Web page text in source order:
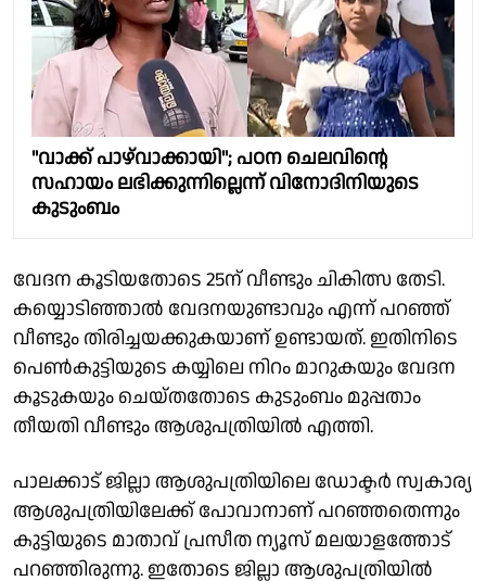
"വാക്ക് പാഴ്‌വാക്കായി"; പഠന ചെലവിൻ്റെ
സഹായം ലഭിക്കുന്നില്ലെന്ന് വിനോദിനിയുടെ
കുടുംബം
വേദന കൂടിയതോടെ 25ന് വീണ്ടും ചികിത്സ തേടി.
കയ്യൊടിഞ്ഞാൽ വേദനയുണ്ടാവും എന്ന് പറഞ്ഞ്
വീണ്ടും തിരിച്ചയക്കുകയാണ് ഉണ്ടായത്. ഇതിനിടെ
പെൺകുട്ടിയുടെ കയ്യിലെ നിറം മാറുകയും വേദന
കൂടുകയും ചെയ്തതോടെ കുടുംബം മുപ്പതാം
തീയതി വീണ്ടും ആശുപത്രിയിൽ എത്തി.
പാലക്കാട് ജില്ലാ ആശുപത്രിയിലെ ഡോക്ടർ സ്വകാര്യ
ആശുപത്രിയിലേക്ക് പോവാനാണ് പറഞ്ഞതെന്നും
കുട്ടിയുടെ മാതാവ് പ്രസീത ന്യൂസ് മലയാളത്തോട്
പറഞ്ഞിരുന്നു. ഇതോടെ ജില്ലാ ആശുപത്രിയിൽ